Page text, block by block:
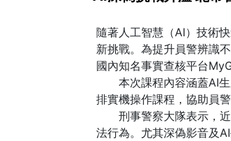
隨著人工智慧（AI）技術
新挑戰。為提升員警辨識
國內知名事實查核平台
本次課程內容涵蓋AI生
排實機操作課程，協助員
刑事警察大隊表示，近
法行為。尤其深偽影音及